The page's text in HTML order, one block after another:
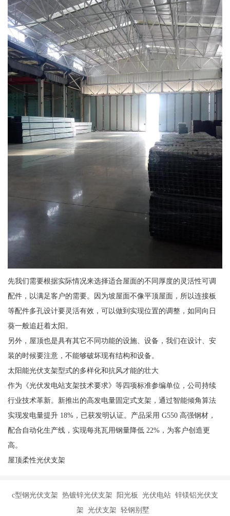
先我们需要根据实际情况来选择适合屋面的不同厚度的灵活性可调
配件，以满足客户的需要。因为坡屋面不像平顶屋面，所以连接板
等配件多孔设计要灵活有效，可以做到实现位置的调整，如同向日
葵一般追赶着太阳。
另外，屋顶也是具有其它不同功能的设施、设备，我们在设计、安
装的时候要注意，不能够破坏现有结构和设备。
太阳能光伏支架型式的多样化和抗风才能的壮大
作为《光伏发电站支架技术要求》等四项标准参编单位，公司持续
行业技术革新。新推出的高发电量固定式支架，通过智能倾角算法
实现发电量提升 18%，已获发明认证。产品采用 G550 高强钢材，
配合自动化生产线，实现每兆瓦用钢量降低 22%，为客户创造更
高。
屋顶柔性光伏支架
c型钢光伏支架 热镀锌光伏支架 阳光板 光伏电站 锌镁铝光伏支
架 光伏支架 轻钢别墅